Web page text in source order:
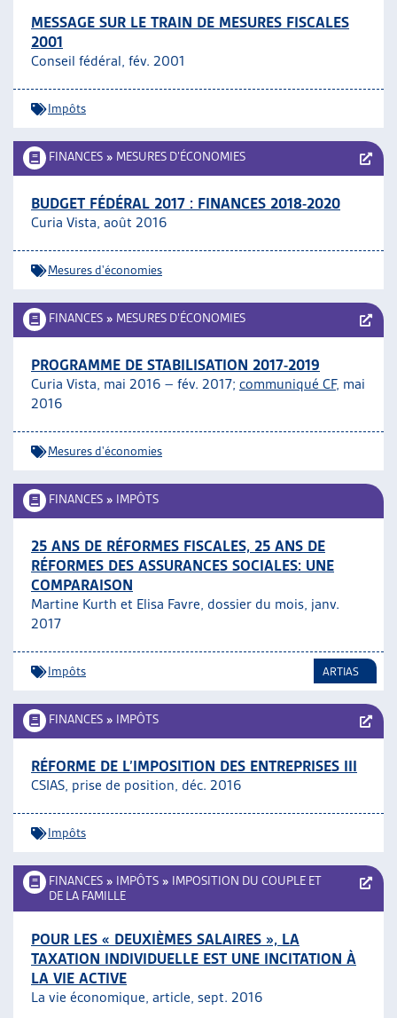
MESSAGE SUR LE TRAIN DE MESURES FISCALES
2001
Conseil fédéral, fév. 2001
Impôts
FINANCES » MESURES D’ÉCONOMIES
BUDGET FÉDÉRAL 2017 : FINANCES 2018-2020
Curia Vista, août 2016
Mesures d'économies
FINANCES » MESURES D’ÉCONOMIES
PROGRAMME DE STABILISATION 2017-2019
Curia Vista, mai 2016 – fév. 2017; communiqué CF, mai
2016
Mesures d'économies
FINANCES » IMPÔTS
25 ANS DE RÉFORMES FISCALES, 25 ANS DE
RÉFORMES DES ASSURANCES SOCIALES: UNE
COMPARAISON
Martine Kurth et Elisa Favre, dossier du mois, janv.
2017
Impôts ARTIAS
FINANCES » IMPÔTS
RÉFORME DE L’IMPOSITION DES ENTREPRISES III
CSIAS, prise de position, déc. 2016
Impôts
FINANCES » IMPÔTS » IMPOSITION DU COUPLE ET
DE LA FAMILLE
POUR LES « DEUXIÈMES SALAIRES », LA
TAXATION INDIVIDUELLE EST UNE INCITATION À
LA VIE ACTIVE
La vie économique, article, sept. 2016